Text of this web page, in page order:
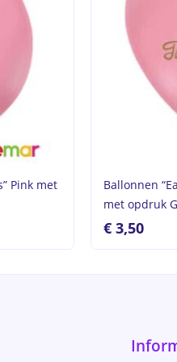
Pink met
Ballonnen
met opdruk
€ 3,50